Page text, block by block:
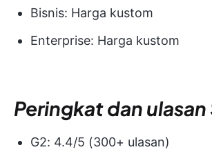
Bisnis: Harga kustom
Enterprise: Harga kustom
Peringkat dan
G2: 4.4/5 (300+ ulasan)